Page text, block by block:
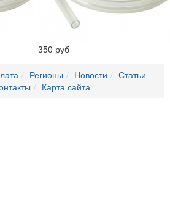
350 руб
Регионы Новости
Статьи
Карта сайта